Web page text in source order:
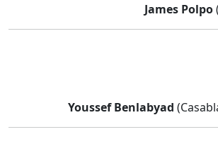
James Polpo
Youssef Benlabyad